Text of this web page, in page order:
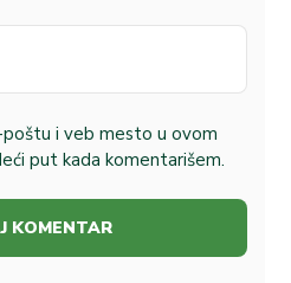
poštu i veb mesto u ovom
put kada komentarišem.